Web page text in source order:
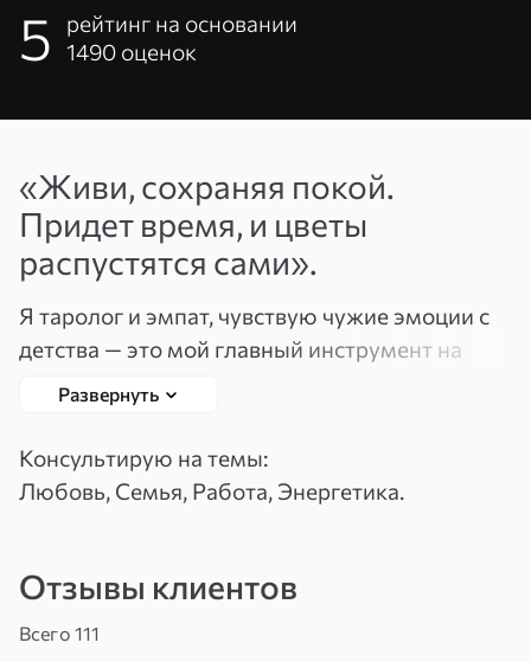
эл. почты
или
телефон
Пароль
Войти
ВспомнитьЗарегистрироваться
5
рейтинг на основании
1490 оценок
«Живи, сохраняя покой.
Придет время, и цветы
распустятся сами».
Я таролог и эмпат, чувствую чужие эмоции с
детства — это мой главный инструмент на
сессии. Если вы боитесь узнать ответ —
сначала разберёмся со страхом, потом с
вопросом. Помогаю с отношениями, будущим
и важными решениями.
что всё просто. Сначала мы закроем страх. А
потом уже — расклад.
Развернуть
Консультирую на темы:
Любовь, Семья, Работа, Энергетика.
Отзывы клиентов
Всего 111